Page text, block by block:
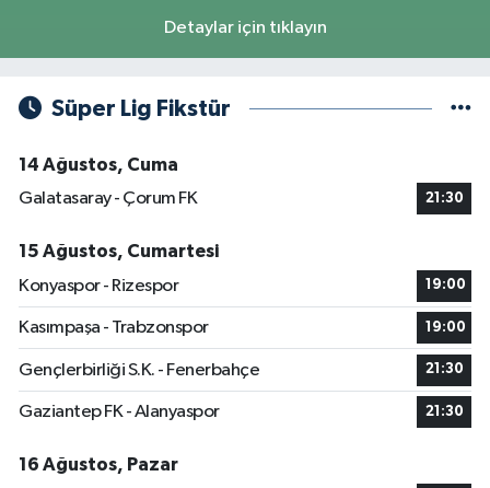
Detaylar için tıklayın
Süper Lig Fikstür
14 Ağustos, Cuma
Galatasaray - Çorum FK
21:30
15 Ağustos, Cumartesi
Konyaspor - Rizespor
19:00
Kasımpaşa - Trabzonspor 19:00
Gençlerbirliği S.K. - Fenerbahçe 21:30
Gaziantep FK - Alanyaspor 21:30
16 Ağustos, Pazar